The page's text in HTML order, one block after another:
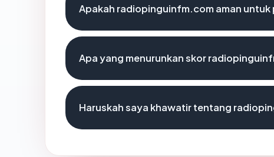
Apakah radiopinguinfm.com aman untuk
Apa yang menurunkan skor
Haruskah saya khawatir tentang